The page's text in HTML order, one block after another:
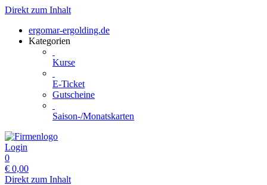
Direkt zum Inhalt
ergomar-ergolding.de
Kategorien
Kurse
E-Ticket
Gutscheine
Saison-/Monatskarten
Login
0
€ 0,00
Direkt zum Inhalt